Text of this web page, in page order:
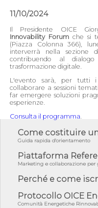
11/10/2024
Il Presidente OICE
Innovability Forumche si
(Piazza Colonna 366),
interverrà nella sezione
contribuendo al
trasformazione digitale.
L'evento sarà, per tutti
collaborare a sessioni
far emergere soluzioni
esperienze.
Consulta il programma
Come costituire
Guida rapida d'orientamento
Piattaforma
Marketing e collaborazione per
Perché e come
Protocollo OICE
Comunità Energetiche